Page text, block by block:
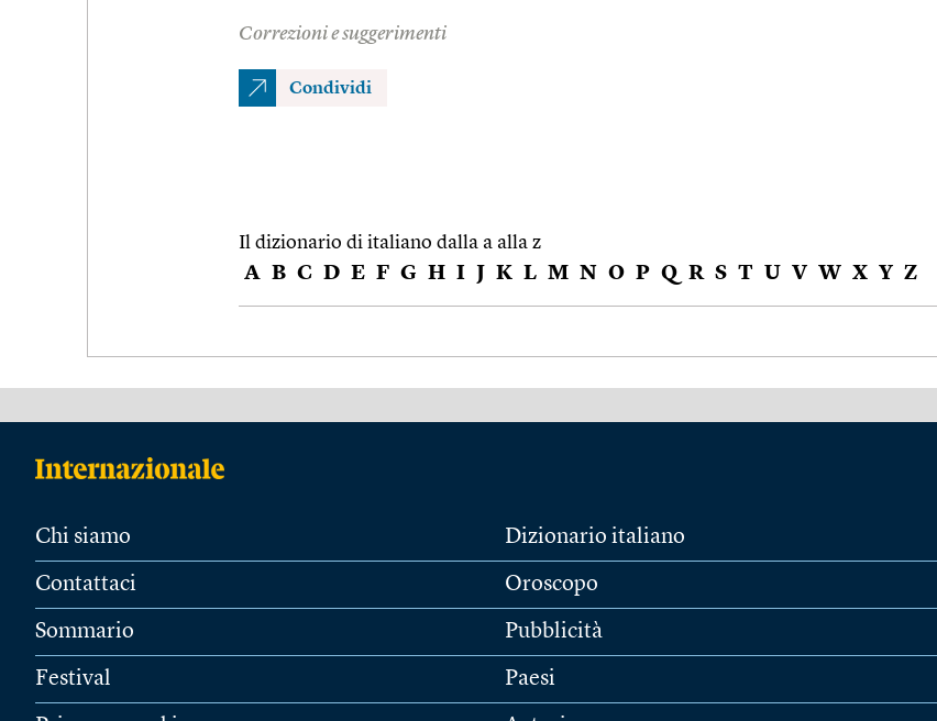
Correzioni e suggerimenti
Condividi
Il dizionario di italiano dalla a alla z
A B C D E F G H I J K L M N O P Q R S T U V W X Y Z
Chi siamo
Contattaci
Sommario
Festival
Dizionario italiano
Oroscopo
Pubblicità
Paesi